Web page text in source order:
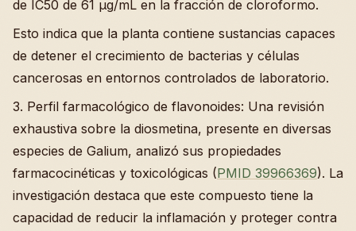
de IC50 de 61 µg/mL en la fracción de cloroformo.
Esto indica que la planta contiene sustancias capaces
de detener el crecimiento de bacterias y células
cancerosas en entornos controlados de laboratorio.
3. Perfil farmacológico de flavonoides: Una revisión
exhaustiva sobre la diosmetina, presente en diversas
especies de Galium, analizó sus propiedades
farmacocinéticas y toxicológicas (PMID 39966369). La
investigación destaca que este compuesto tiene la
capacidad de reducir la inflamación y proteger contra